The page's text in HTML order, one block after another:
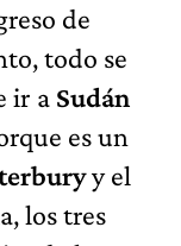
de
todo se
ir a Sudán
es un
y el
los tres